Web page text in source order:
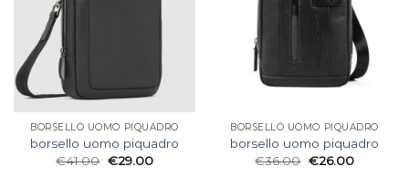
BORSELLO UOMO PIQUADRO
borsello uomo piquadro
€41.00 €29.00
BORSELLO UOMO PIQUADRO
borsello uomo piquadro
€36.00 €26.00